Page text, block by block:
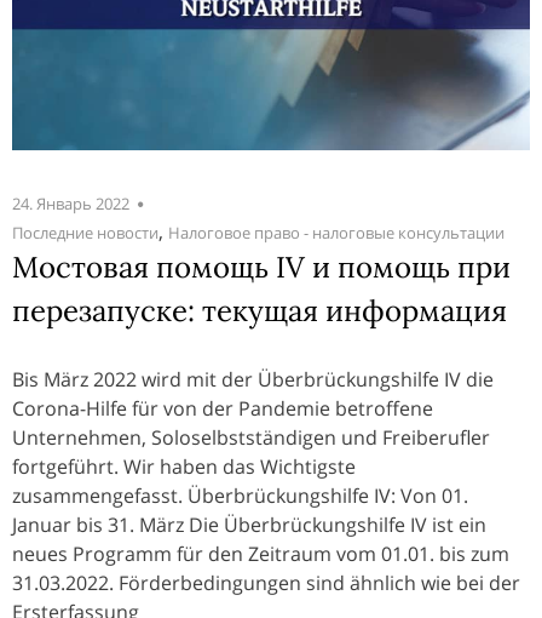
24. Январь 2022
Последние новости, Налоговое право - налоговые консультации
Мостовая помощь IV и помощь при
перезапуске: текущая информация
Bis März 2022 wird mit der Überbrückungshilfe IV die
Corona-Hilfe für von der Pandemie betroffene
Unternehmen, Soloselbstständigen und Freiberufler
fortgeführt. Wir haben das Wichtigste
zusammengefasst. Überbrückungshilfe IV: Von 01.
Januar bis 31. März Die Überbrückungshilfe IV ist ein
neues Programm für den Zeitraum vom 01.01. bis zum
31.03.2022. Förderbedingungen sind ähnlich wie bei der
Ersterfassung